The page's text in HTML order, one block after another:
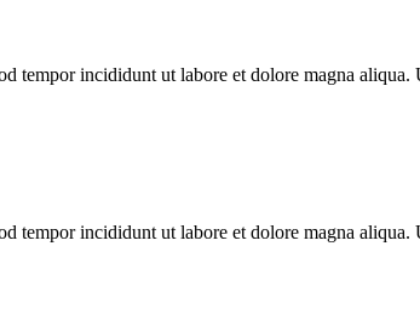
tempor incididunt ut labore et dolore magna
tempor incididunt ut labore et dolore magna